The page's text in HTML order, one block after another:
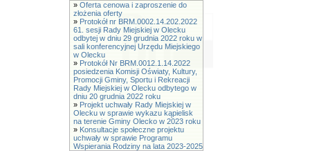
» Oferta cenowa i zaproszenie do
złożenia oferty
» Protokół nr BRM.0002.14.202.2022
61. sesji Rady Miejskiej w Olecku
odbytej w dniu 29 grudnia 2022 roku w
sali konferencyjnej Urzędu Miejskiego
w Olecku
» Protokół Nr BRM.0012.1.14.2022
posiedzenia Komisji Oświaty, Kultury,
Promocji Gminy, Sportu i Rekreacji
Rady Miejskiej w Olecku odbytego w
dniu 20 grudnia 2022 roku
» Projekt uchwały Rady Miejskiej w
Olecku w sprawie wykazu kąpielisk
na terenie Gminy Olecko w 2023 roku
» Konsultacje społeczne projektu
uchwały w sprawie Programu
Wspierania Rodziny na lata 2023-2025